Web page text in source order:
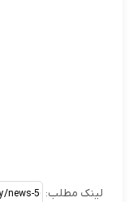
لینک مطلب: